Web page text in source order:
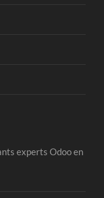
experts Odoo en